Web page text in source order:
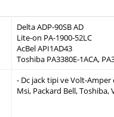
Delta ADP-90SB AD
Lite-on PA-1900-52LC
AcBel API1AD43
Toshiba PA3380E-1ACA,
- Dc jack tipi ve Volt-
Msi, Packard Bell,